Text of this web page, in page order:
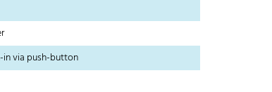
in via push-button